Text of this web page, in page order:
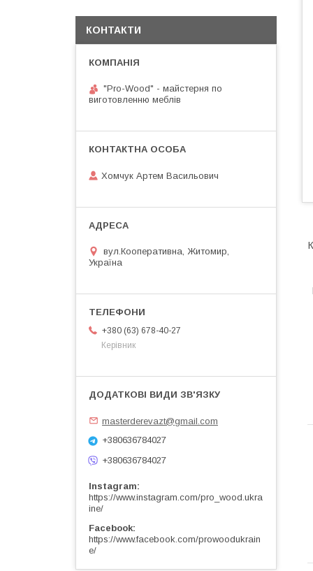
КОНТАКТИ
"Pro-Wood" - майстерня по
виготовленню меблів
Хомчук Артем Васильович
вул.Кооперативна, Житомир,
Україна
+380 (63) 678-40-27
Керівник
masterderevazt@gmail.com
+380636784027
+380636784027
Instagram
https://www.instagram.com/pro_wood.ukra
ine/
Facebook
https://www.facebook.com/prowoodukrain
e/